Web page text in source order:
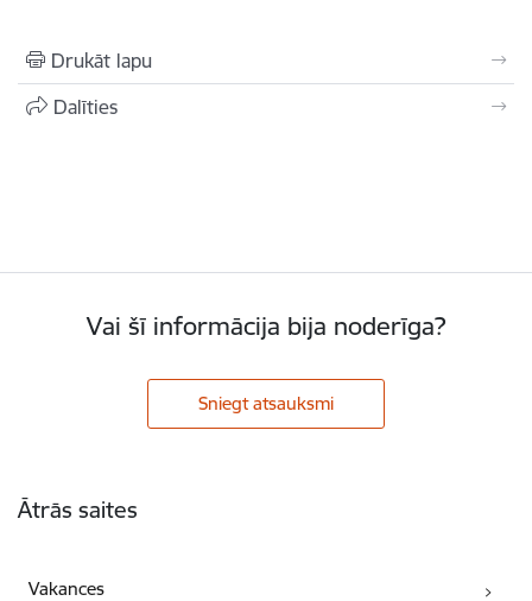
Drukāt lapu
Dalīties
Vai šī informācija bija noderīga?
Sniegt atsauksmi
Ātrās saites
Vakances